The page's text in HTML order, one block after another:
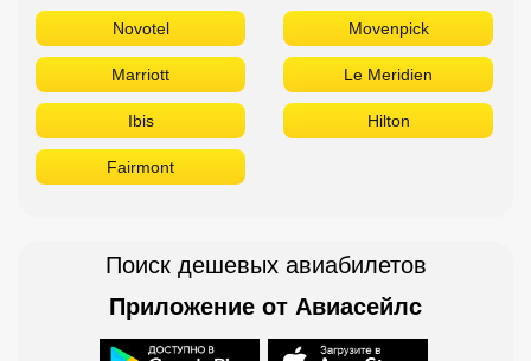
Novotel Movenpick
Marriott Le Meridien
Ibis Hilton
Fairmont
Поиск дешевых авиабилетов
Приложение от Авиасейлс